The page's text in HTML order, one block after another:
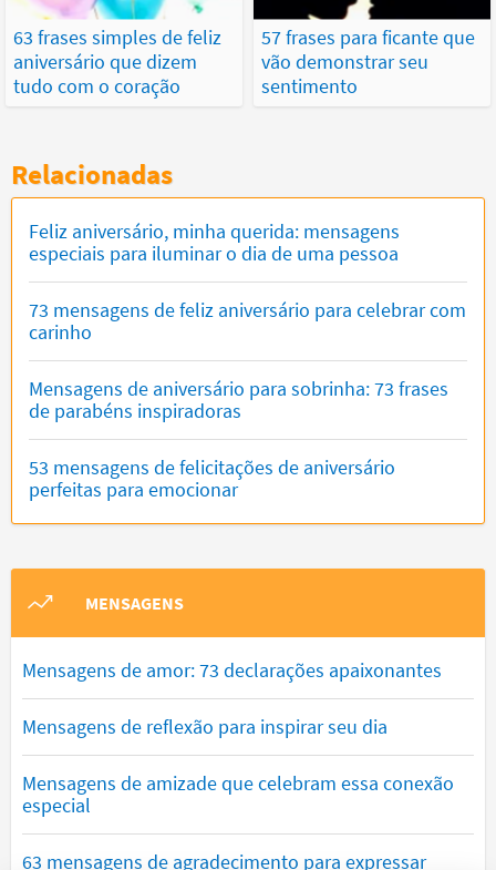
63 frases simples de feliz
aniversário que dizem
tudo com o coração
57 frases para ficante que
vão demonstrar seu
sentimento
Relacionadas
Feliz aniversário, minha querida: mensagens
especiais para iluminar o dia de uma pessoa
73 mensagens de feliz aniversário para celebrar com
carinho
Mensagens de aniversário para sobrinha: 73 frases
de parabéns inspiradoras
53 mensagens de felicitações de aniversário
perfeitas para emocionar
MENSAGENS
Mensagens de amor: 73 declarações apaixonantes
Mensagens de reflexão para inspirar seu dia
Mensagens de amizade que celebram essa conexão
especial
63 mensagens de agradecimento para expressar